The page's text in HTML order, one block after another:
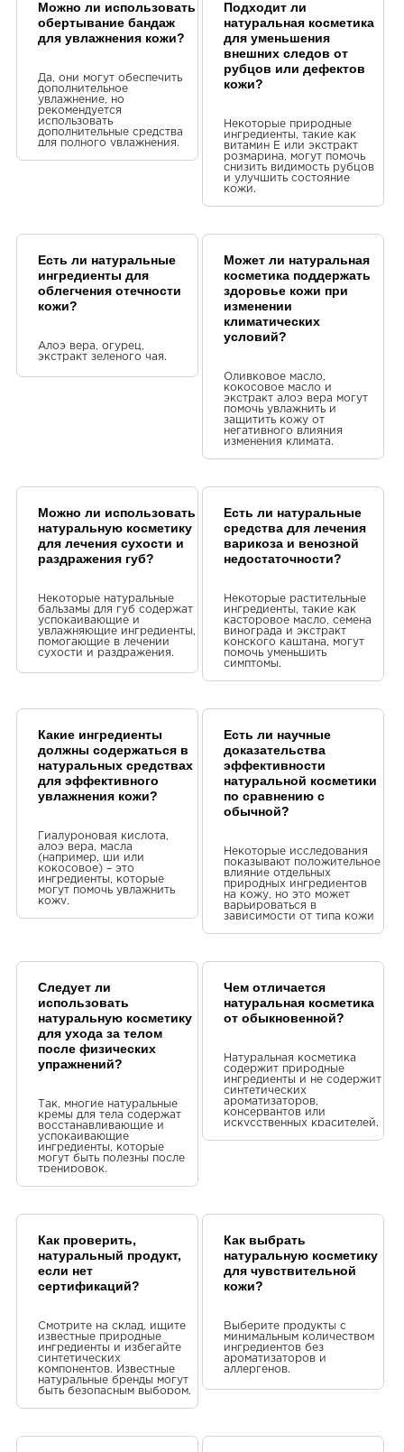
Можно ли использовать
обертывание бандаж
для увлажнения кожи?
Да, они могут обеспечить
дополнительное
увлажнение, но
рекомендуется
использовать
дополнительные средства
для полного увлажнения.
Подходит ли
натуральная косметика
для уменьшения
внешних следов от
рубцов или дефектов
кожи?
Некоторые природные
ингредиенты, такие как
витамин Е или экстракт
розмарина, могут помочь
снизить видимость рубцов
и улучшить состояние
кожи.
Есть ли натуральные
ингредиенты для
облегчения отечности
кожи?
Алоэ вера, огурец,
экстракт зеленого чая.
Может ли натуральная
косметика поддержать
здоровье кожи при
изменении
климатических
условий?
Оливковое масло,
кокосовое масло и
экстракт алоэ вера могут
помочь увлажнить и
защитить кожу от
негативного влияния
изменения климата.
Можно ли использовать
натуральную косметику
для лечения сухости и
раздражения губ?
Некоторые натуральные
бальзамы для губ содержат
успокаивающие и
увлажняющие ингредиенты,
помогающие в лечении
сухости и раздражения.
Есть ли натуральные
средства для лечения
варикоза и венозной
недостаточности?
Некоторые растительные
ингредиенты, такие как
касторовое масло, семена
винограда и экстракт
конского каштана, могут
помочь уменьшить
симптомы.
Какие ингредиенты
должны содержаться в
натуральных средствах
для эффективного
увлажнения кожи?
Гиалуроновая кислота,
алоэ вера, масла
(например, ши или
кокосовое) – это
ингредиенты, которые
могут помочь увлажнить
кожу.
Есть ли научные
доказательства
эффективности
натуральной косметики
по сравнению с
обычной?
Некоторые исследования
показывают положительное
влияние отдельных
природных ингредиентов
на кожу, но это может
варьироваться в
зависимости от типа кожи
Следует ли
использовать
натуральную косметику
для ухода за телом
после физических
упражнений?
Так, многие натуральные
кремы для тела содержат
восстанавливающие и
успокаивающие
ингредиенты, которые
могут быть полезны после
тренировок.
Чем отличается
натуральная косметика
от обыкновенной?
Натуральная косметика
содержит природные
ингредиенты и не содержит
синтетических
ароматизаторов,
консервантов или
искусственных красителей.
Как проверить,
натуральный продукт,
если нет
сертификаций?
Смотрите на склад, ищите
известные природные
ингредиенты и избегайте
синтетических
компонентов. Известные
натуральные бренды могут
быть безопасным выбором.
Как выбрать
натуральную косметику
для чувствительной
кожи?
Выберите продукты с
минимальным количеством
ингредиентов без
ароматизаторов и
аллергенов.